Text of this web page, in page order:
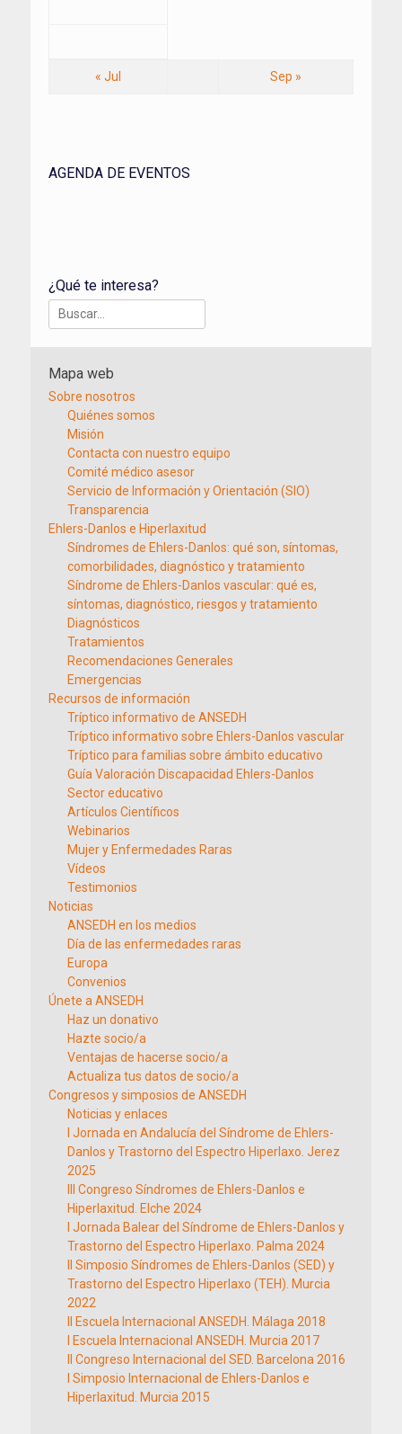
« Jul Sep »
AGENDA DE EVENTOS
¿Qué te interesa?
Buscar:
Mapa web
Sobre nosotros
Quiénes somos
Misión
Contacta con nuestro equipo
Comité médico asesor
Servicio de Información y Orientación (SIO)
Transparencia
Ehlers-Danlos e Hiperlaxitud
Síndromes de Ehlers-Danlos: qué son, síntomas,
comorbilidades, diagnóstico y tratamiento
Síndrome de Ehlers-Danlos vascular: qué es,
síntomas, diagnóstico, riesgos y tratamiento
Diagnósticos
Tratamientos
Recomendaciones Generales
Emergencias
Recursos de información
Tríptico informativo de ANSEDH
Tríptico informativo sobre Ehlers-Danlos vascular
Tríptico para familias sobre ámbito educativo
Guía Valoración Discapacidad Ehlers-Danlos
Sector educativo
Artículos Científicos
Webinarios
Mujer y Enfermedades Raras
Vídeos
Testimonios
Noticias
ANSEDH en los medios
Día de las enfermedades raras
Europa
Convenios
Únete a ANSEDH
Haz un donativo
Hazte socio/a
Ventajas de hacerse socio/a
Actualiza tus datos de socio/a
Congresos y simposios de ANSEDH
Noticias y enlaces
I Jornada en Andalucía del Síndrome de Ehlers-
Danlos y Trastorno del Espectro Hiperlaxo. Jerez
2025
III Congreso Síndromes de Ehlers-Danlos e
Hiperlaxitud. Elche 2024
I Jornada Balear del Síndrome de Ehlers-Danlos y
Trastorno del Espectro Hiperlaxo. Palma 2024
II Simposio Síndromes de Ehlers-Danlos (SED) y
Trastorno del Espectro Hiperlaxo (TEH). Murcia
2022
II Escuela Internacional ANSEDH. Málaga 2018
I Escuela Internacional ANSEDH. Murcia 2017
II Congreso Internacional del SED. Barcelona 2016
I Simposio Internacional de Ehlers-Danlos e
Hiperlaxitud. Murcia 2015